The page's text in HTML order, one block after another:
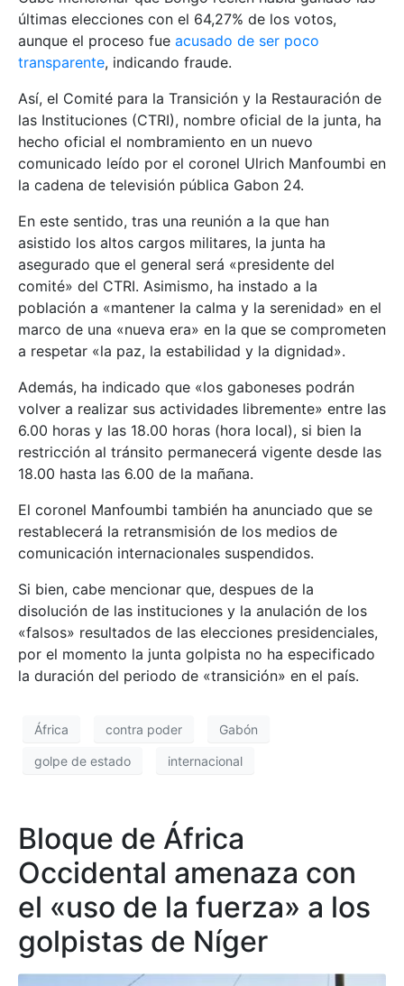
últimas elecciones con el 64,27% de los votos,
aunque el proceso fue acusado de ser poco
transparente, indicando fraude.
Así, el Comité para la Transición y la Restauración de
las Instituciones (CTRI), nombre oficial de la junta, ha
hecho oficial el nombramiento en un nuevo
comunicado leído por el coronel Ulrich Manfoumbi en
la cadena de televisión pública Gabon 24.
En este sentido, tras una reunión a la que han
asistido los altos cargos militares, la junta ha
asegurado que el general será «presidente del
comité» del CTRI. Asimismo, ha instado a la
población a «mantener la calma y la serenidad» en el
marco de una «nueva era» en la que se comprometen
a respetar «la paz, la estabilidad y la dignidad».
Además, ha indicado que «los gaboneses podrán
volver a realizar sus actividades libremente» entre las
6.00 horas y las 18.00 horas (hora local), si bien la
restricción al tránsito permanecerá vigente desde las
18.00 hasta las 6.00 de la mañana.
El coronel Manfoumbi también ha anunciado que se
restablecerá la retransmisión de los medios de
comunicación internacionales suspendidos.
Si bien, cabe mencionar que, despues de la
disolución de las instituciones y la anulación de los
«falsos» resultados de las elecciones presidenciales,
por el momento la junta golpista no ha especificado
la duración del periodo de «transición» en el país.
África contra poder Gabón
golpe de estado internacional
Bloque de África
Occidental amenaza con
el «uso de la fuerza» a los
golpistas de Níger